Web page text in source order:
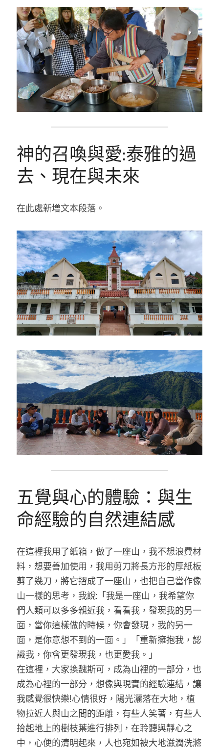
神的召喚與愛:泰雅的過
去、現在與未來
在此處新增文本段落。
五覺與心的體驗：與生
命經驗的自然連結感
在這裡我用了紙箱，做了一座山，我不想浪費材
料，想要善加使用，我用剪刀將長方形的厚紙板
剪了幾刀，將它摺成了一座山，也把自己當作像
山一樣的思考，我說:「我是一座山，我希望你
們人類可以多多親近我，看看我，發現我的另一
面，當你這樣做的時候，你會發現，我的另一
面，是你意想不到的一面。」「重新擁抱我，認
識我，你會更發現我，也更愛我。」
在這裡，大家換魏斯可，成為山裡的一部分，也
成為心裡的一部分，想像與現實的經驗連結，讓
我感覺很快樂!心情很好，陽光灑落在大地，植
物拉近人與山之間的距離，有些人笑著，有些人
拾起地上的樹枝葉進行排列，在聆聽與靜心之
中，心便的清明起來，人也宛如被大地滋潤洗滌